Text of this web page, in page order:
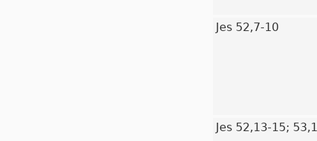
Jes 52,7-10
Jes 52,13-15;